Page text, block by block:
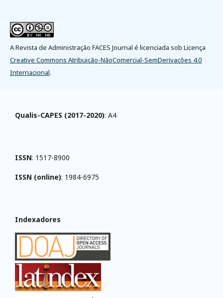
A Revista de Administração FACES Journal é licenciada sob Licença
Creative Commons Atribuição-NãoComercial-SemDerivações 4.0
Internacional.
Qualis-CAPES (2017-2020): A4
ISSN: 1517-8900
ISSN (online): 1984-6975
Indexadores